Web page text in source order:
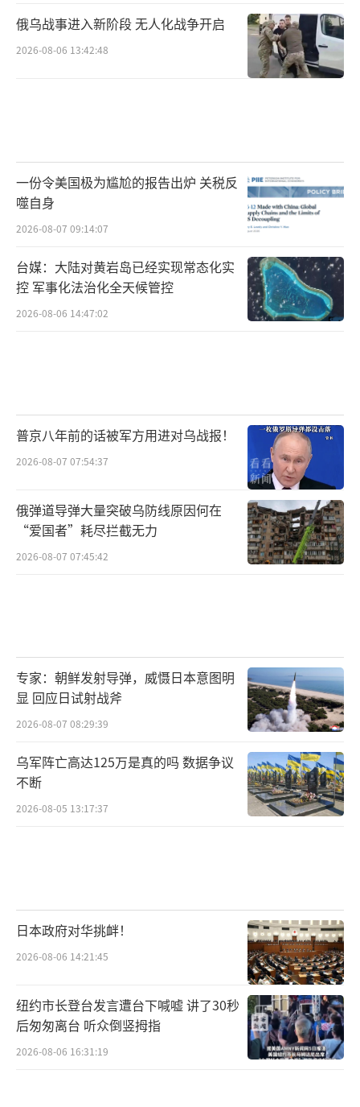
俄乌战事进入新阶段 无人化战争开启
2026-08-06 13:42:48
一份令美国极为尴尬的报告出炉 关税反
噬自身
2026-08-07 09:14:07
台媒：大陆对黄岩岛已经实现常态化实
控 军事化法治化全天候管控
2026-08-06 14:47:02
普京八年前的话被军方用进对乌战报！
2026-08-07 07:54:37
俄弹道导弹大量突破乌防线原因何在
“爱国者”耗尽拦截无力
2026-08-07 07:45:42
专家：朝鲜发射导弹，威慑日本意图明
显 回应日试射战斧
2026-08-07 08:29:39
乌军阵亡高达125万是真的吗 数据争议
不断
2026-08-05 13:17:37
日本政府对华挑衅！
2026-08-06 14:21:45
纽约市长登台发言遭台下喊嘘 讲了30秒
后匆匆离台 听众倒竖拇指
2026-08-06 16:31:19